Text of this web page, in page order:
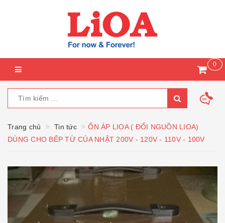
0
Trang chủ Tin tức
ỔN ÁP LIOA ( ĐỔI NGUỒN LIOA)
DÙNG CHO BẾP TỪ CỦA NHẬT 200V - 120V - 110V - 100V